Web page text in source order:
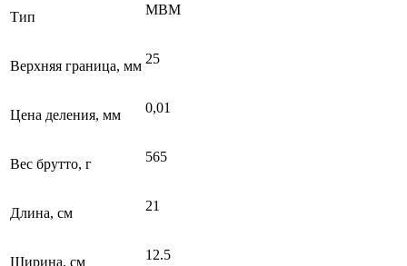
Тип МВМ
Верхняя граница, мм 25
Цена деления, мм 0,01
Вес брутто, г 565
Длина, см 21
Ширина, см 12.5